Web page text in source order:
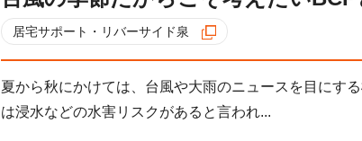
居宅サポート・リバーサイド泉
夏から秋にかけては、台風や大雨のニュースを目にす
は浸水などの水害リスクがあると言われ...